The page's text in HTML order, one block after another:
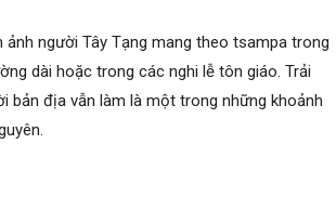
người Tây Tạng mang theo tsampa trong
dài hoặc trong các nghi lễ tôn giáo. Trải
địa vẫn làm là một trong những khoảnh